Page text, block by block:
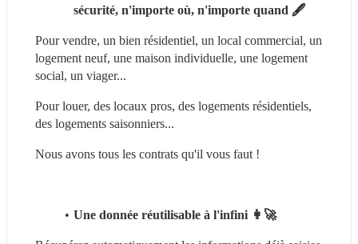
sécurité, n'importe où, n'importe quand 🖋️
Pour vendre, un bien résidentiel, un local commercial, un
logement neuf, une maison individuelle, une logement
social, un viager...
Pour louer, des locaux pros, des logements résidentiels,
des logements saisonniers...
Nous avons tous les contrats qu'il vous faut !
Une donnée réutilisable à l'infini 👩‍🚀